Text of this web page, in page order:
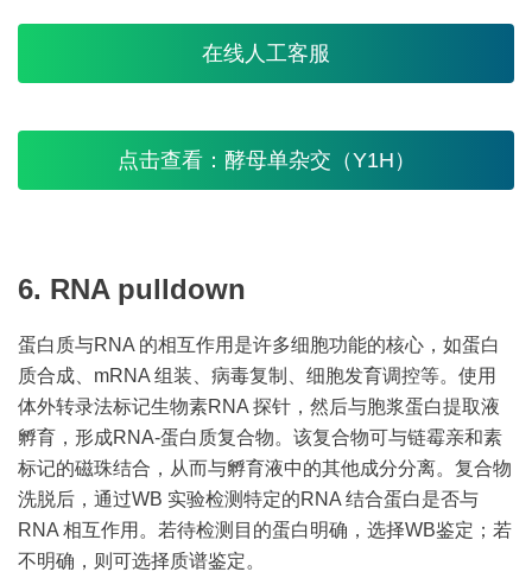
在线人工客服
点击查看：酵母单杂交（Y1H）
6. RNA pulldown
蛋白质与RNA 的相互作用是许多细胞功能的核心，如蛋白
质合成、mRNA 组装、病毒复制、细胞发育调控等。使用
体外转录法标记生物素RNA 探针，然后与胞浆蛋白提取液
孵育，形成RNA-蛋白质复合物。该复合物可与链霉亲和素
标记的磁珠结合，从而与孵育液中的其他成分分离。复合物
洗脱后，通过WB 实验检测特定的RNA 结合蛋白是否与
RNA 相互作用。若待检测目的蛋白明确，选择WB鉴定；若
不明确，则可选择质谱鉴定。